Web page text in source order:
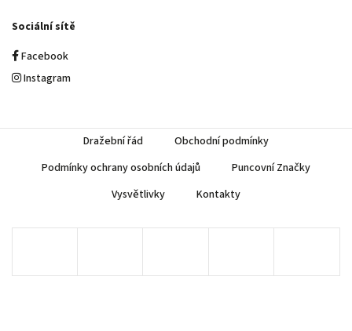
Sociální sítě
Facebook
Instagram
Dražební řád
Obchodní podmínky
Podmínky ochrany osobních údajů
Puncovní Značky
Vysvětlivky
Kontakty